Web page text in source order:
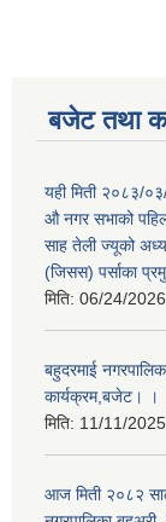
बजेट तथा
यही मिती २०८३/
औ नगर सभाको
साह तेली ज्यूको
(जिसस) पर्साका
मिति: 06/24/
बहुदरमाई
कार्यक्रम,बजेट। ।
मिति: 11/11/
आज मिती २०८२